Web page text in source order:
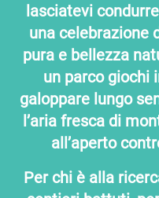
lasciatevi
una celebrazione
pura e bellezza
un parco giochi
galoppare lungo
l’aria fresca di
all’aperto
Per chi è alla